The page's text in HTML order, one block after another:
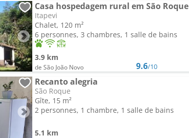
Casa hospedagem rural em São Roque
Itapevi
Chalet, 120 m²
6 personnes, 3 chambres, 1 salle de bains
3.9 km
de São João Novo 9.6/10
Recanto alegria
São Roque
Gîte, 15 m²
2 personnes, 1 chambre, 1 salle de bains
5.1 km